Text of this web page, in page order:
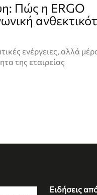
Πώς η ERGO
ενέργειες, αλλά
της εταιρείας
Ειδήσεις